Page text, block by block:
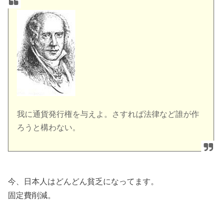
我に通貨発行権を与えよ。さすれば法律など誰が作
ろうと構わない。
今、日本人はどんどん貧乏になってます。
固定費削減。